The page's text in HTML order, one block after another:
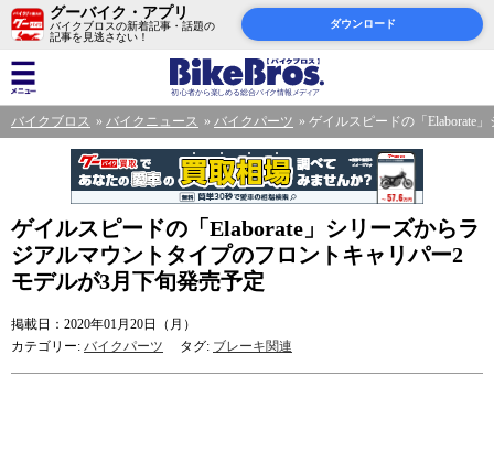
グーバイク・アプリ
バイクブロスの新着記事・話題の
記事を見逃さない！
ダウンロード
バイクブロス バイクニュース バイクパーツ ゲイルスピードの「Elaborate
ゲイルスピードの「Elaborate」シリーズからラ
ジアルマウントタイプのフロントキャリパー2
モデルが3月下旬発売予定
掲載日：2020年01月20日（月）
カテゴリー: バイクパーツ タグ: ブレーキ関連